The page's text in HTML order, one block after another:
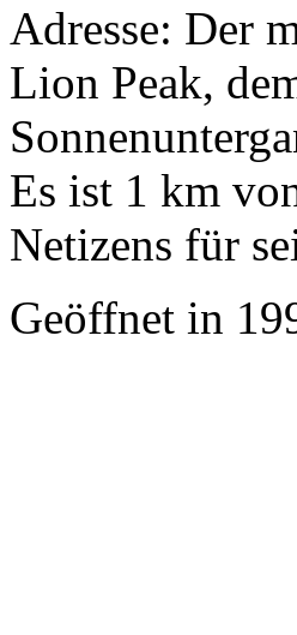
Adresse: Der
Lion Peak,
Es ist 1 km
Netizens für
Geöffnet in